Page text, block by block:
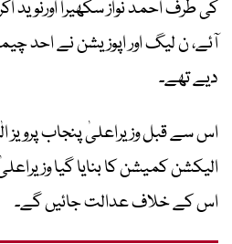
کی طرف احمد نواز سکھیرا اورنوید
آئے، ن لیگ اور اپوزيشن نے احد
دیے تھے۔
اس سے قبل وزیراعلیٰ پنجاب پرویز
الیکشن کمیشن کا بنایا گیا
اس کے خلاف عدالت جائيں گے۔